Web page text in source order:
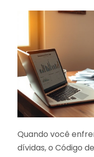
Quando você
dívidas, o Código